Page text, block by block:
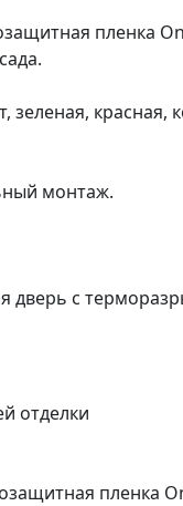
пленка
красная,
монтаж.
дверь с
отделки
пленка